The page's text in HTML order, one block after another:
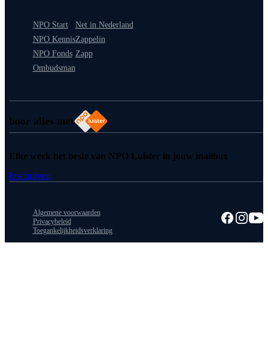
hoor alles met
NPO Start
NPO Kennis
NPO Fonds
Ombudsman
Net in Nederland
Zappelin
Zapp
Elke week het beste van NPO Luister in jouw mailbox
Inschrijven
Algemene voorwaarden
Privacybeleid
Toegankelijkheidsverklaring